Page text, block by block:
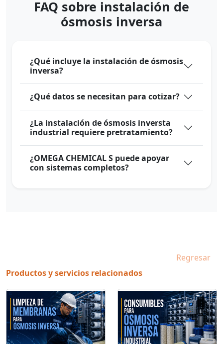
FAQ sobre instalación de
ósmosis inversa
¿Qué incluye la instalación de ósmosis
inversa?
¿Qué datos se necesitan para cotizar?
¿La instalación de ósmosis inversta
industrial requiere pretratamiento?
¿OMEGA CHEMICAL S puede apoyar
con sistemas completos?
Regresar
Productos y servicios relacionados